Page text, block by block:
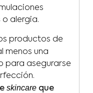
alergia.
productos de
menos una
para asegurarse
skincareque